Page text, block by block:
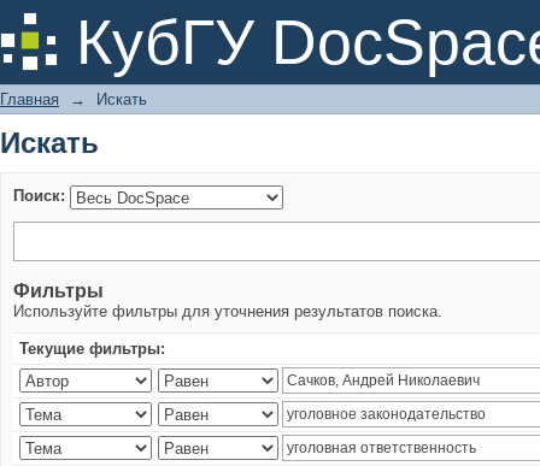
КубГУ
Искать
Главная → Искать
Искать
Поиск:
Фильтры
Используйте фильтры для уточнения результатов поиска.
Текущие фильтры: